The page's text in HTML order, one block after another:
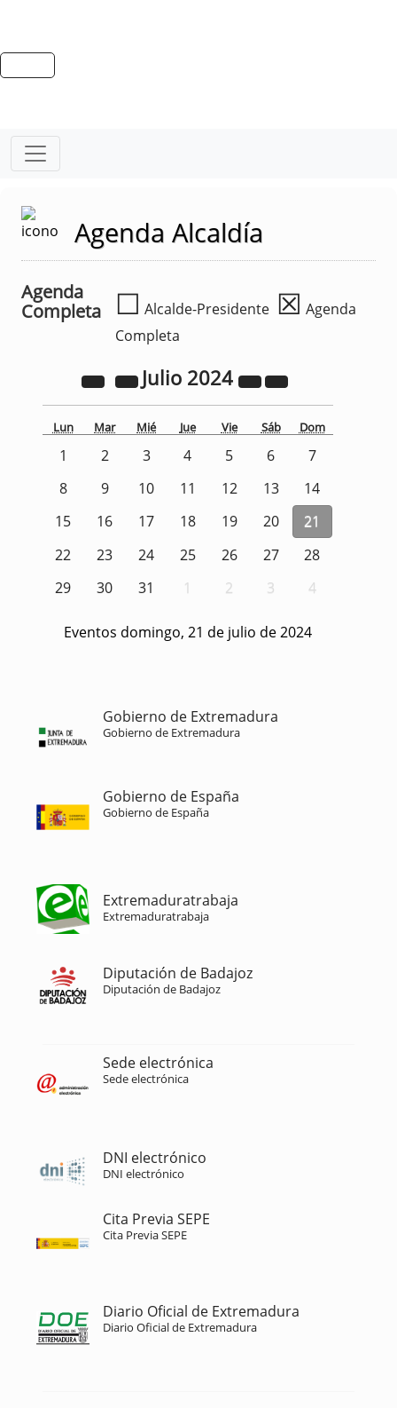
Agenda Alcaldía
Agenda
Completa
☐ Alcalde-Presidente ☒ Agenda
Completa
Julio 2024
Lun Mar Mié Jue Vie Sáb Dom
1 2 3 4 5 6
7
8
9 10 11 12 13
14
15
16 17 18 19 20
21
22
23 24 25 26 27
28
29
30 31 1 2 3 4
Eventos domingo, 21 de julio de 2024
Gobierno de Extremadura
Gobierno de Extremadura
Gobierno de España
Gobierno de España
Extremaduratrabaja
Extremaduratrabaja
Diputación de Badajoz
Diputación de Badajoz
Sede electrónica
Sede electrónica
DNI electrónico
DNI electrónico
Cita Previa SEPE
Cita Previa SEPE
Diario Oficial de Extremadura
Diario Oficial de Extremadura